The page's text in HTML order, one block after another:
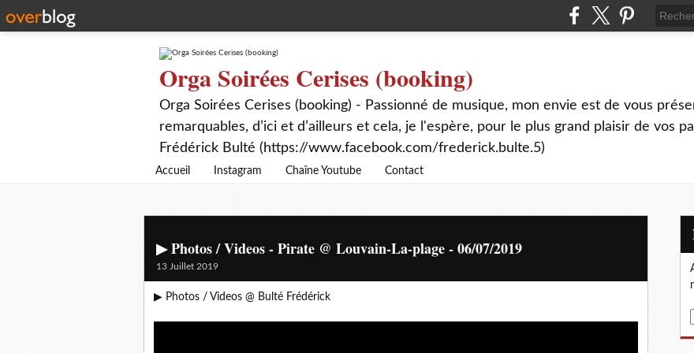
Orga Soirées Cerises (booking)
Orga Soirées Cerises (booking) - Passionné de musique, mon envie est de vous
remarquables, d’ici et d’ailleurs et cela, je l'espère, pour le plus grand plaisir de vos
Frédérick Bulté (https://www.facebook.com/frederick.bulte.5)
Accueil Instagram Chaîne Youtube Contact
▶ Photos / Videos - Pirate @ Louvain-La-plage - 06/07/2019
13 Juillet 2019
▶ Photos / Videos @ Bulté Frédérick